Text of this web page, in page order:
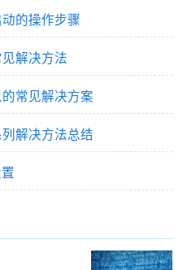
的操作步骤
解决方法
常见解决方案
解决方法总结